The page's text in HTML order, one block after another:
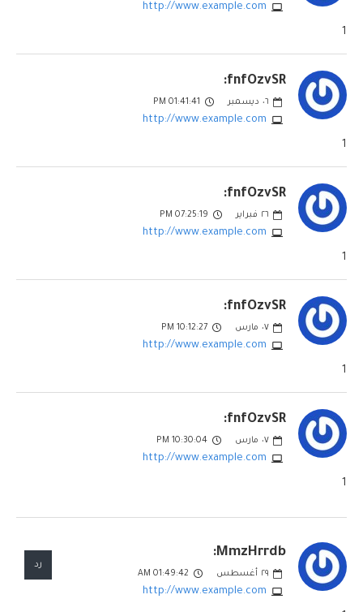
http://www.example.com
1
fnfOzvSR:
٠٦ ديسمبر 01:41:41 PM
http://www.example.com
1
fnfOzvSR:
٢٦ فبراير 07:25:19 PM
http://www.example.com
1
fnfOzvSR:
٠٧ مارس 10:12:27 PM
http://www.example.com
1
fnfOzvSR:
٠٧ مارس 10:30:04 PM
http://www.example.com
1
MmzHrrdb:
٢٩ أغسطس 01:49:42 AM
http://www.example.com
رد